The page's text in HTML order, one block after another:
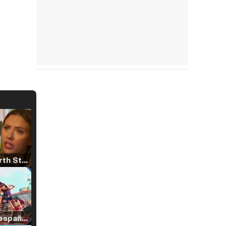
Tráiler 'North Star' (2023)
Tráiler en español de 'La isla olvidada'